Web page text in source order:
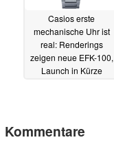
Casios erste
mechanische Uhr ist
real: Renderings
zeigen neue EFK-100,
Launch in Kürze
Kommentare